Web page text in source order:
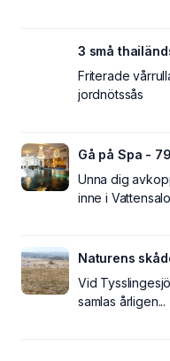
3 små
Friterade
jordnötssås
Gå på Spa -
Unna dig
inne i
Naturens
Vid
samlas årligen...